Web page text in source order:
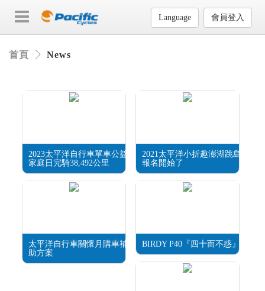
Language 會員登入
首頁 News
2023太平洋自行車單車公益
家庭日完騎38,492公里
2021太平洋小折趣澎湖跳島
報名開始了
太平洋自行車關懷月購車補
助方案
BIRDY P40『四十而不惑』